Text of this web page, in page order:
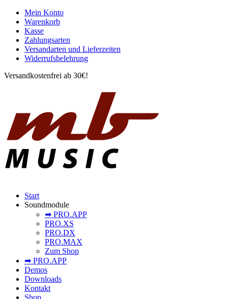
Mein Konto
Warenkorb
Kasse
Zahlungsarten
Versandarten und Lieferzeiten
Widerrufsbelehrung
Versandkostenfrei ab 30€!
Start
Soundmodule
➡︎ PRO.APP
PRO.XS
PRO.DX
PRO.MAX
Zum Shop
➡︎ PRO.APP
Demos
Downloads
Kontakt